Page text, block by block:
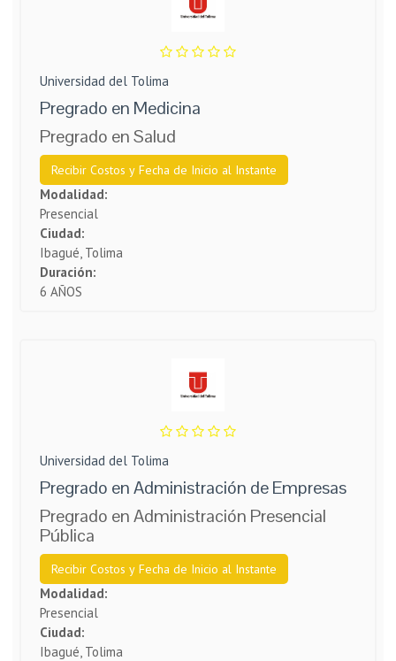
Universidad del Tolima
Pregrado en Medicina
Pregrado en Salud
Recibir Costos y Fecha de Inicio al Instante
Modalidad:
Presencial
Ciudad:
Ibagué, Tolima
Duración:
6 AÑOS
Universidad del Tolima
Pregrado en Administración de Empresas
Pregrado en Administración Presencial
Pública
Recibir Costos y Fecha de Inicio al Instante
Modalidad:
Presencial
Ciudad:
Ibagué, Tolima